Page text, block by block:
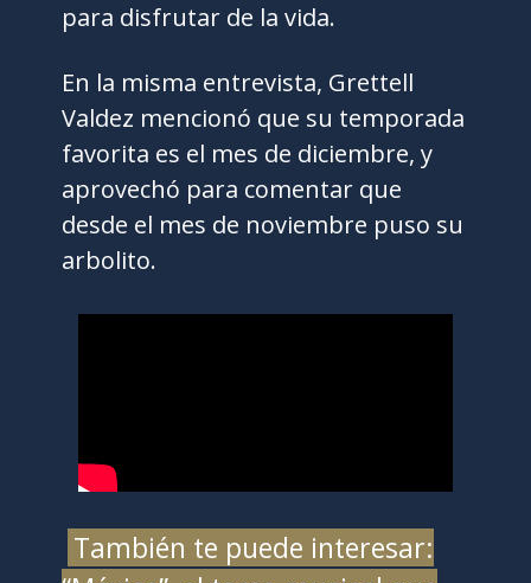
para disfrutar de la vida.
En la misma entrevista, Grettell
Valdez mencionó que su temporada
favorita es el mes de diciembre, y
aprovechó para comentar que
desde el mes de noviembre puso su
arbolito.
También te puede interesar: